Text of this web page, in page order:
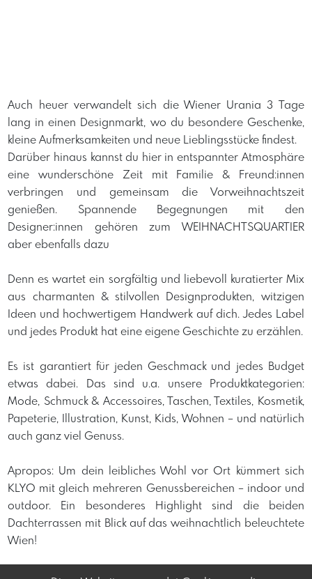
Auch heuer verwandelt sich die Wiener Urania 3 Tage
lang in einen Designmarkt, wo du besondere Geschenke,
kleine Aufmerksamkeiten und neue Lieblingsstücke findest.
Darüber hinaus kannst du hier in entspannter Atmosphäre
eine wunderschöne Zeit mit Familie & Freund:innen
verbringen und gemeinsam die Vorweihnachtszeit
genießen. Spannende Begegnungen mit den
Designer:innen gehören zum WEIHNACHTSQUARTIER
aber ebenfalls dazu
Denn es wartet ein sorgfältig und liebevoll kuratierter Mix
aus charmanten & stilvollen Designprodukten, witzigen
Ideen und hochwertigem Handwerk auf dich. Jedes Label
und jedes Produkt hat eine eigene Geschichte zu erzählen.
Es ist garantiert für jeden Geschmack und jedes Budget
etwas dabei. Das sind u.a. unsere Produktkategorien:
Mode, Schmuck & Accessoires, Taschen, Textiles, Kosmetik,
Papeterie, Illustration, Kunst, Kids, Wohnen – und natürlich
auch ganz viel Genuss.
Apropos: Um dein leibliches Wohl vor Ort kümmert sich
KLYO mit gleich mehreren Genussbereichen – indoor und
outdoor. Ein besonderes Highlight sind die beiden
Dachterrassen mit Blick auf das weihnachtlich beleuchtete
Wien!